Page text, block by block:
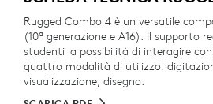
Rugged Combo 4 è un versatile
(10ª generazione e A16). Il supporto
studenti la possibilità di interagire
quattro modalità di utilizzo:
visualizzazione, disegno.